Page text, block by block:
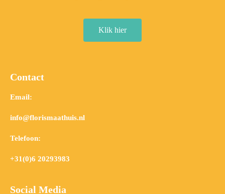
Klik hier
Contact
Email:
info@florismaathuis.nl
Telefoon:
+31(0)6 20293983
Social Media